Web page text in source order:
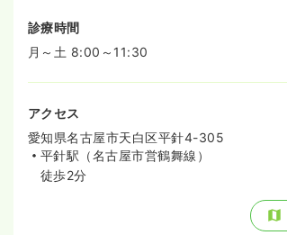
診療時間
月～土 8:00～11:30
アクセス
愛知県名古屋市天白区平針4-305
平針駅（名古屋市営鶴舞線）
徒歩2分